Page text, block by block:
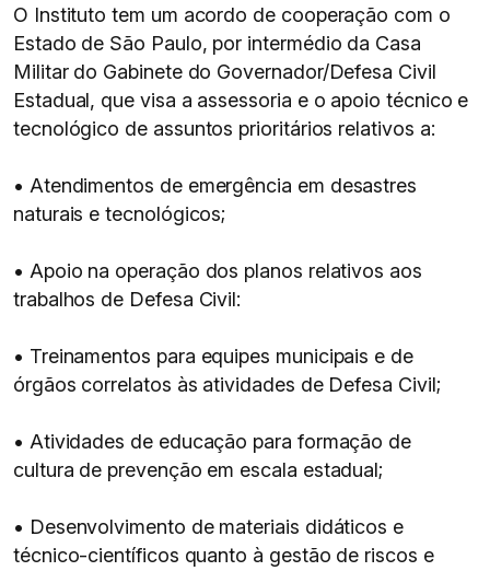
O Instituto tem um acordo de cooperação com o
Estado de São Paulo, por intermédio da Casa
Militar do Gabinete do Governador/Defesa Civil
Estadual, que visa a assessoria e o apoio técnico e
tecnológico de assuntos prioritários relativos a:
• Atendimentos de emergência em desastres
naturais e tecnológicos;
• Apoio na operação dos planos relativos aos
trabalhos de Defesa Civil:
• Treinamentos para equipes municipais e de
órgãos correlatos às atividades de Defesa Civil;
• Atividades de educação para formação de
cultura de prevenção em escala estadual;
• Desenvolvimento de materiais didáticos e
técnico-científicos quanto à gestão de riscos e